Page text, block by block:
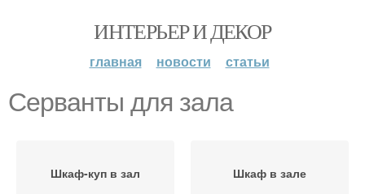
ИНТЕРЬЕР И ДЕКОР
главная новости статьи
Серванты для зала
Шкаф-куп в зал Шкаф в зале